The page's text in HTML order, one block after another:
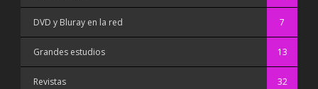
DVD y Bluray en la red 7
Grandes estudios 13
Revistas 32